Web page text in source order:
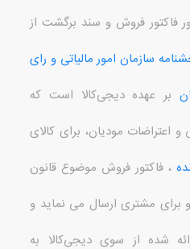
فاکتور فروش و سند برگشت از
سازمان امور مالیاتی و رای
بر عهدهدیجی‌کالا است که
اعتراضات مودیان، برای کالای
، فاکتور فروش موضوع قانون
برای مشتری ارسال می نماید و
شده از سوی دیجی‌کالا به